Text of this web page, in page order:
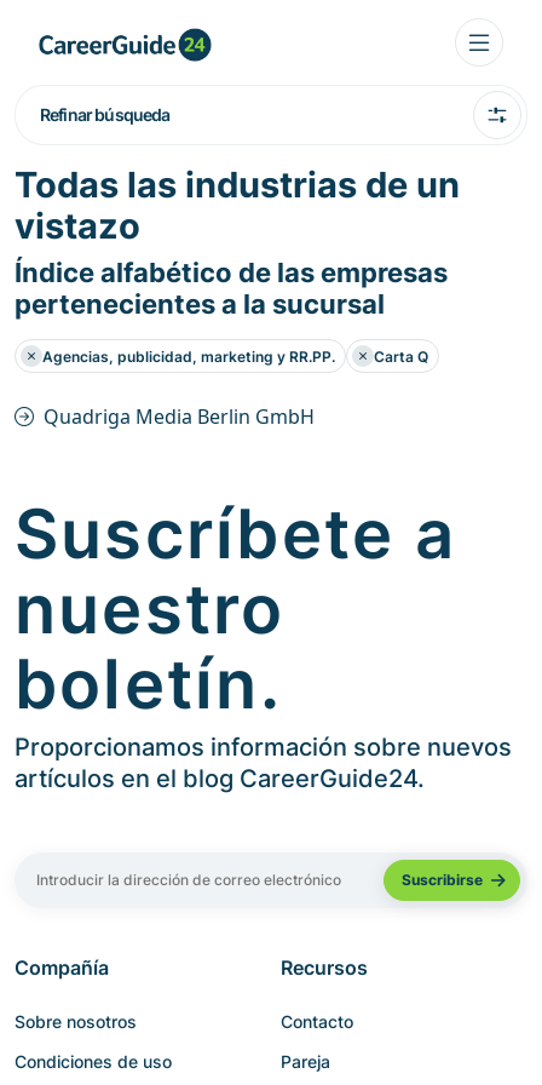
Refinar búsqueda
Todas las industrias de un
vistazo
Índice alfabético de las empresas
pertenecientes a la sucursal
Agencias, publicidad, marketing y RR.PP. Carta Q
Quadriga Media Berlin GmbH
Suscríbete a
nuestro
boletín.
Proporcionamos información sobre nuevos
artículos en el blog CareerGuide24.
Compañía
Sobre nosotros
Condiciones de uso
Recursos
Contacto
Pareja